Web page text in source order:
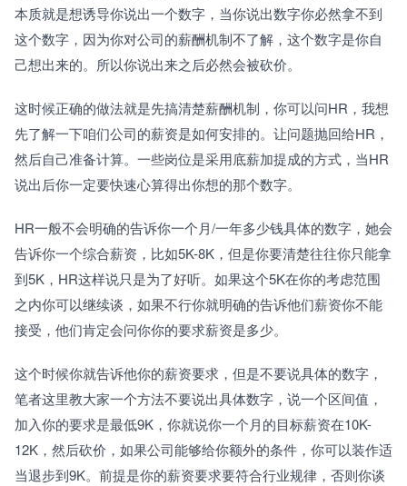
本质就是想诱导你说出一个数字，当你说出数字你必然拿不到
这个数字，因为你对公司的薪酬机制不了解，这个数字是你自
己想出来的。所以你说出来之后必然会被砍价。
这时候正确的做法就是先搞清楚薪酬机制，你可以问HR，我想
先了解一下咱们公司的薪资是如何安排的。让问题抛回给HR，
然后自己准备计算。一些岗位是采用底薪加提成的方式，当HR
说出后你一定要快速心算得出你想的那个数字。
HR一般不会明确的告诉你一个月/一年多少钱具体的数字，她会
告诉你一个综合薪资，比如5K-8K，但是你要清楚往往你只能拿
到5K，HR这样说只是为了好听。如果这个5K在你的考虑范围
之内你可以继续谈，如果不行你就明确的告诉他们薪资你不能
接受，他们肯定会问你你的要求薪资是多少。
这个时候你就告诉他你的薪资要求，但是不要说具体的数字，
笔者这里教大家一个方法不要说出具体数字，说一个区间值，
加入你的要求是最低9K，你就说你一个月的目标薪资在10K-
12K，然后砍价，如果公司能够给你额外的条件，你可以装作适
当退步到9K。前提是你的薪资要求要符合行业规律，否则你谈